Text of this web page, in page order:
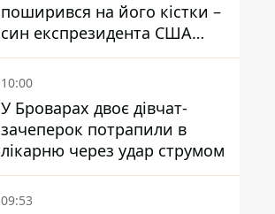
поширився на його кістки –
син експрезидента США
розповів, що хвороба
батька прогресує
10:00
У Броварах двоє дівчат-
зачеперок потрапили в
лікарню через удар струмом
09:53